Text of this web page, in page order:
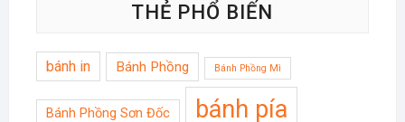
THẺ PHỔ BIẾN
bánh in Bánh Phồng Bánh Phồng Mì
Bánh Phồng Sơn Đốc bánh pía